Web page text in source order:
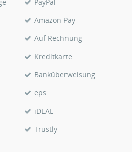
Amazon Pay
Auf Rechnung
Kreditkarte
Banküberweisung
eps
iDEAL
Trustly